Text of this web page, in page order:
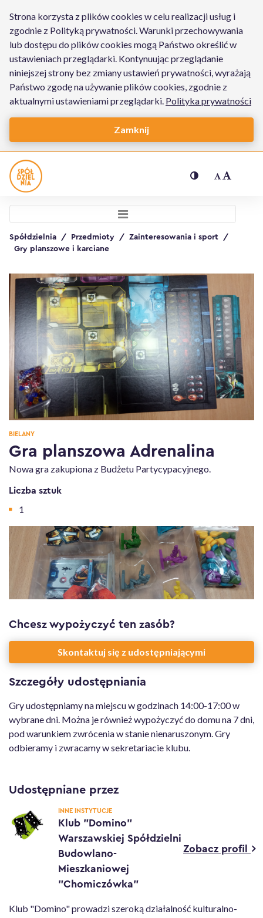
Strona korzysta z plików cookies w celu realizacji usług i
zgodnie z Polityką prywatności. Warunki przechowywania
lub dostępu do plików cookies mogą Państwo określić w
ustawieniach przeglądarki. Kontynuując przeglądanie
niniejszej strony bez zmiany ustawień prywatności, wyrażają
Państwo zgodę na używanie plików cookies, zgodnie z
aktualnymi ustawieniami przeglądarki. Polityka prywatności
Zamknij
Gra planszowa Adrenalina -
Ustawienia dostępności
Spółdzielnia / Przedmioty / Zainteresowania i sport
/
Gry planszowe i karciane
BIELANY
Gra planszowa Adrenalina
Nowa gra zakupiona z Budżetu Partycypacyjnego.
Informacje o udostępnionym przedmiocie
Liczba sztuk
1
Galeria zdjęć
Chcesz wypożyczyć ten zasób?
Skontaktuj się z udostępniającymi
Szczegóły udostępniania
Gry udostępniamy na miejscu w godzinach 14:00-17:00 w
wybrane dni. Można je również wypożyczyć do domu na 7 dni,
pod warunkiem zwrócenia w stanie nienaruszonym. Gry
odbieramy i zwracamy w sekretariacie klubu.
Udostępniane przez
INNE INSTYTUCJE
Klub "Domino"
Warszawskiej Spółdzielni
Budowlano-
Mieszkaniowej
"Chomiczówka"
Zobacz profil
Klub "Domino" prowadzi szeroką działalność kulturalno-